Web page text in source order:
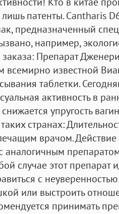
патенты. Cantharis
предназначенный
например,
Препарат
всемирно известной
таблетки.
активность в
упругость
странах:
врачом.
аналогичным
случае этот препарат
с
или выстроить
принимать